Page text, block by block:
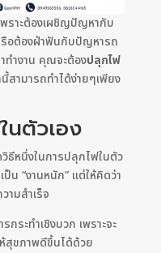
ราะต้องเผชิญปัญหากับ
รือต้องฝ่าฟันกับปัญหารถ
ทำงาน คุณจะต้องปลุกไฟ
สามารถทำได้ง่ายๆเพียง
นตัวเอง
ธีหนึ่งในการปลุกไฟในตัว
น “งานหนัก” แต่ให้คิดว่า
ามสำเร็จ
ระทำเชิงบวก เพราะจะ
สุขภาพดีขึ้นได้ด้วย